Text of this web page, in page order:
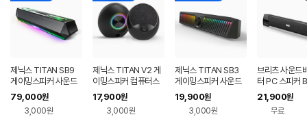
제닉스 TITAN SB9
게이밍스피커 사운드
바 컴퓨터스피커
79,000원
3,000원
제닉스 TITAN V2 게
이밍스피커 컴퓨터스
피커
17,900원
3,000원
제닉스 TITAN SB3
게이밍스피커 사운드
바 컴퓨터스피커
19,900원
3,000원
브리츠 사운드
터 PC 스피커
21,900원
무료